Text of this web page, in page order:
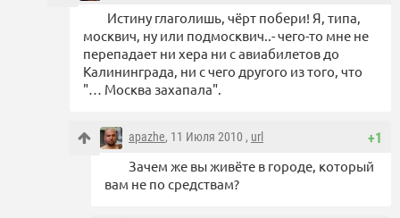
Истину глаголишь, чёрт побери! Я, типа,
москвич, ну или подмосквич..- чего-то мне не
перепадает ни хера ни с авиабилетов до
Калининграда, ни с чего другого из того, что
"… Москва захапала".
+1
apazhe, 11 Июля 2010 , url
Зачем же вы живёте в городе, который
вам не по средствам?